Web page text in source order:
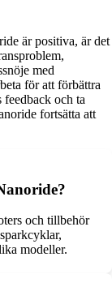
är positiva, är det
med
för att förbättra
feedback och ta
fortsätta att
och tillbehör
modeller.